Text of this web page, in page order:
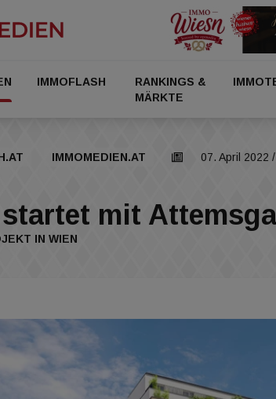
IMMOFLASH
RANKINGS &
MÄRKTE
IMMOMEDIEN.AT 07. April 2022
mit
IN WIEN